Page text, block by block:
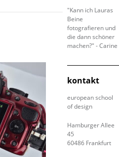
"Kann ich Lauras
Beine
fotografieren und
die dann schöner
machen?" - Carine
kontakt
european school
of design
Hamburger Allee
45
60486 Frankfurt